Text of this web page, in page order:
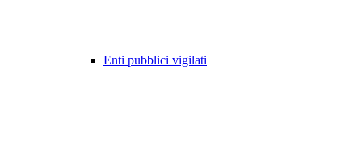
Enti pubblici vigilati